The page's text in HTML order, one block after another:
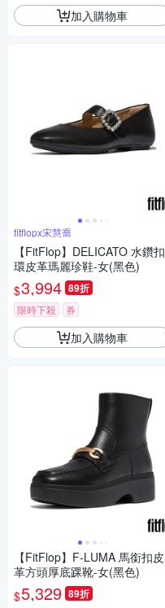
加入購物車
fitflopx宋慧喬
【FitFlop】DELICATO 水鑽扣
環皮革瑪麗珍鞋-女(黑色)
$3,994 89折
限時下殺 券
加入購物車
【FitFlop】F-LUMA 馬銜扣皮
革方頭厚底踝靴-女(黑色)
$5,329 89折